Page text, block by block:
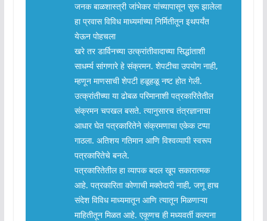
जनक बाळशास्त्री जांभेकर यांच्यापासून सुरू झालेला
हा प्रवास विविध माध्यमांच्या निर्मितीतून इथपर्यंत
येऊन पोहचला
खरे तर डार्विनच्या उत्क्रांतीवादाच्या सिद्धांताशी
साधर्म्य सांगणारे हे संक्रमन. शेपटीचा उपयोग नाही,
म्हणून माणसाची शेपटी हळूहळू नष्ट होत गेली.
उत्क्रांतीच्या या ढोबळ परिमानाशी पत्रकारितेतील
संक्रमन चपखल बसते. त्यानुसारच तंत्रज्ञानाचा
आधार घेत पत्रकारितेने संक्रमणाचा एकेक टप्पा
गाठला. अतिशय गतिमान आणि विश्वव्यापी स्वरूप
पत्रकारितेचे बनले.
पत्रकारितेतील हा व्यापक बदल खूप सकारात्मक
आहे. पत्रकारिता कोणाची मक्तेदारी नाही, जणू हाच
संदेश विविध माध्यमातून आणि त्यातून मिळणाऱ्या
माहितीतून मिळत आहे. एकूणच ही मध्यवर्ती कल्पना